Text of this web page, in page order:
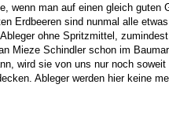
wenn man auf einen gleich guten
Erdbeeren sind nunmal alle
ohne Spritzmittel,
Mieze Schindler schon im
wird sie von uns nur noch soweit
Ableger werden hier keine